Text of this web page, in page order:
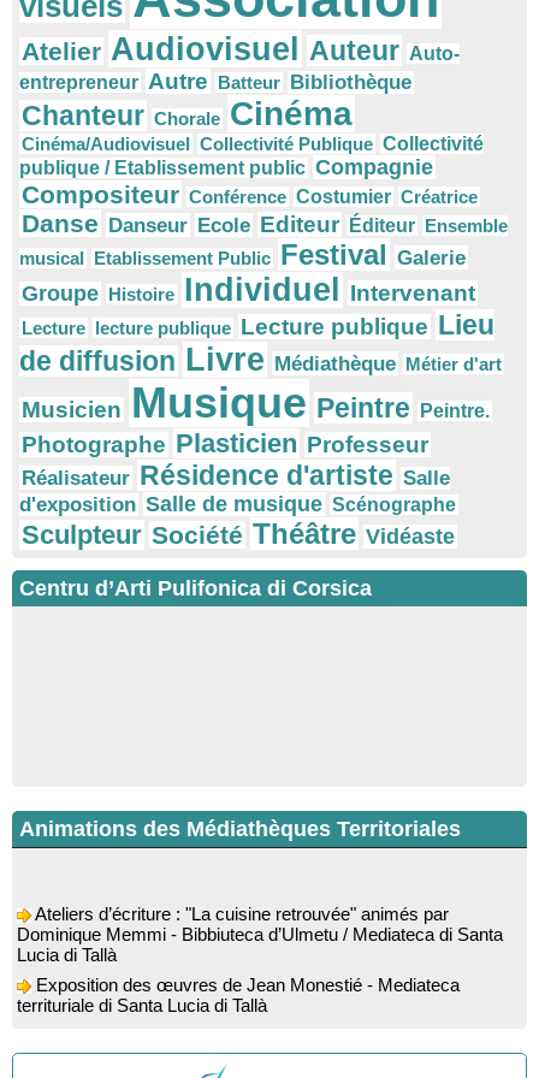
Atelier Audiovisuel Auteur Auto-
entrepreneur Autre Batteur Bibliothèque
Chanteur Chorale Cinéma
Cinéma/Audiovisuel Collectivité Publique Collectivité
publique / Etablissement public Compagnie
Compositeur Conférence Costumier Créatrice
Danse Danseur Ecole Editeur Éditeur Ensemble
musical Etablissement Public Festival Galerie
Groupe Histoire Individuel Intervenant
Lecture lecture publique Lecture publique Lieu
de diffusion Livre Médiathèque Métier d'art
Musicien Musique Peintre Peintre.
Photographe Plasticien Professeur
Réalisateur Résidence d'artiste Salle
d'exposition Salle de musique Scénographe
Sculpteur Société Théâtre Vidéaste
Centru d’Arti Pulifonica di Corsica
Animations des Médiathèques Territoriales
Dominique Memmi - Bibbiuteca d’Ulmetu / Mediateca di Santa
Lucia di Tallà
territuriale di Santa Lucia di Tallà